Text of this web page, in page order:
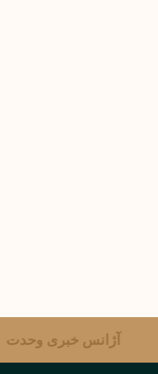
آژانس خبری وحدت